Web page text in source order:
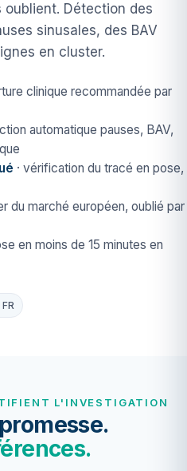
Détection des
sinusales, des BAV
en cluster.
clinique recommandée par
automatique pauses, BAV,
· vérification du tracé en pose,
du marché européen, oublié par
en moins de 15 minutes en
L'INVESTIGATION